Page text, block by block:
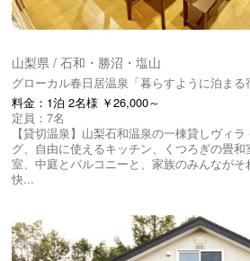
山梨県 / 石和・勝沼・塩山
グローカル春日居温泉「暮らすように泊まる
料金：1泊 2名様 ￥26,000～
定員：7名
【貸切温泉】山梨石和温泉の一棟貸しヴィ
グ、自由に使えるキッチン、くつろぎの畳
室、中庭とバルコニーと、家族のみんなが
快...